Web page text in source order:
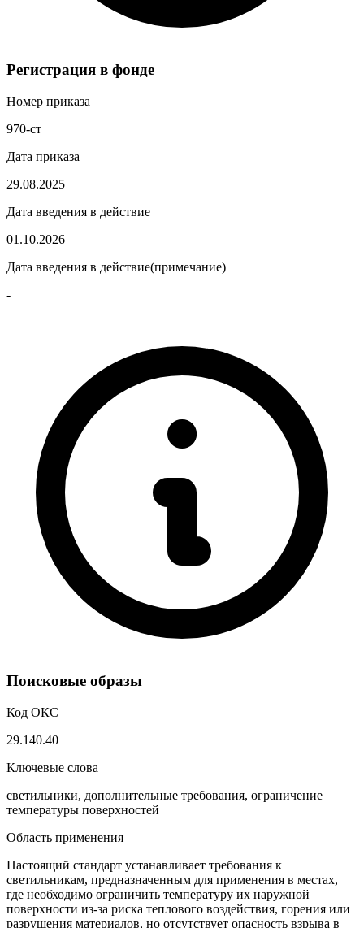
Регистрация в фонде
Номер приказа
970-ст
Дата приказа
29.08.2025
Дата введения в действие
01.10.2026
Дата введения в действие(примечание)
-
Поисковые образы
Код ОКС
29.140.40
Ключевые слова
светильники, дополнительные требования, ограничение
температуры поверхностей
Область применения
Настоящий стандарт устанавливает требования к
светильникам, предназначенным для применения в местах,
где необходимо ограничить температуру их наружной
поверхности из-за риска теплового воздействия, горения или
разрушения материалов, но отсутствует опасность взрыва в